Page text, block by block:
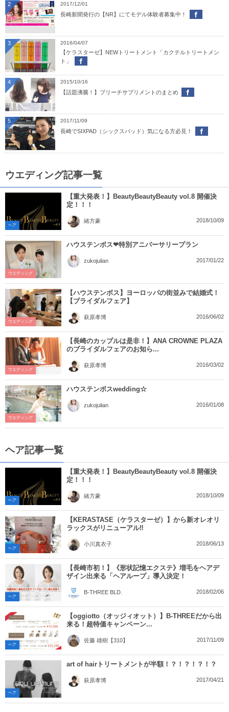
2017/12/01
長崎新聞発行の【NR】にてモデル体験者募集中！
2
2016/04/07
【ケラスターゼ】NEWトリートメント「カクテルトリートメン
ト」
3
2015/10/16
【話題沸騰！】ブリーチサプリメントのまとめ
4
2017/11/09
長崎でSIXPAD（シックスパッド）気になる方必見！
5
ウエディング記事一覧
ヘア
【重大発表！】BeautyBeautyBeauty vol.8 開催決
定！！！
緒方豪 2018/10/09
ウエディング
ハウステンボス❤特別アニバーサリープラン
zukojulian 2017/01/22
ウエディング
【ハウステンボス】ヨーロッパの街並みで結婚式！
【ブライダルフェア】
萩原孝博 2016/06/02
ウエディング
【長崎のカップルは是非！】ANA CROWNE PLAZA
のブライダルフェアのお知ら...
萩原孝博 2016/03/02
ウエディング
ハウステンボスwedding☆
zukojulian 2016/01/08
ヘア記事一覧
ヘア
【重大発表！】BeautyBeautyBeauty vol.8 開催決
定！！！
緒方豪 2018/10/09
ヘア
【KERASTASE（ケラスターゼ）】から新オレオリ
ラックスがリニューアル‼︎
小川真衣子 2018/06/13
ヘア
【長崎市初！】《形状記憶エクステ》増毛をヘアデ
ザイン出来る「ヘアループ」導入決定！
B-THREE BLD. 2018/02/06
ヘア
【oggiotto（オッジィオット）】B-THREEだから出
来る！超特価キャンペーン...
佐藤 雄樹【310】 2017/11/09
ヘア
art of hairトリートメントが半額！？！？！？！？
萩原孝博 2017/04/21